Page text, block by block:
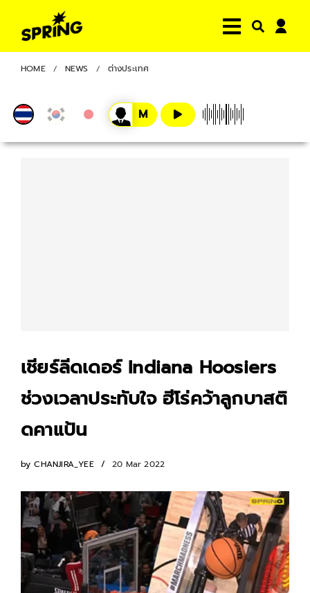
HOME NEWS ต่างประเทศ
เชียร์ลีดเดอร์ Indiana Hoosiers
ช่วงเวลาประทับใจ ฮีโร่คว้าลูกบาสติ
ดคาแป้น
by CHANJIRA_YEE 20 Mar 2022